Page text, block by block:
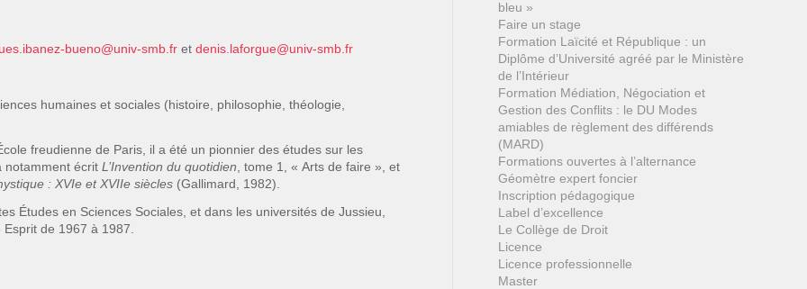
bueno@univ-smb.fr et denis.laforgue@univ-smb.fr
humaines et sociales (histoire, philosophie, théologie,
freudienne de Paris, il a été un pionnier des études sur les
notamment écrit L’Invention du quotidien , tome 1, « Arts de faire », et
: XVIe et XVIIe siècles (Gallimard, 1982).
Études en Sciences Sociales, et dans les universités de Jussieu,
de 1967 à 1987.
bleu »
Faire un stage
Formation Laïcité et République : un
Diplôme d’Université agréé par le Ministère
de l’Intérieur
Formation Médiation, Négociation et
Gestion des Conflits : le DU Modes
amiables de règlement des différends
(MARD)
Formations ouvertes à l’alternance
Géomètre expert foncier
Inscription pédagogique
Label d’excellence
Le Collège de Droit
Licence
Licence professionnelle
Master